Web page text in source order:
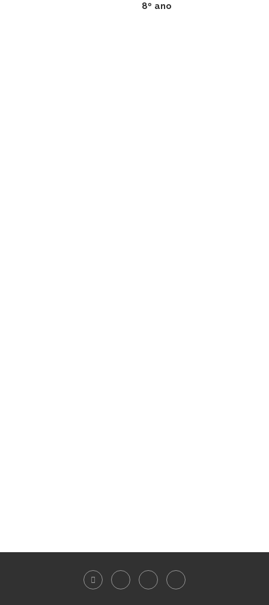
8º ano